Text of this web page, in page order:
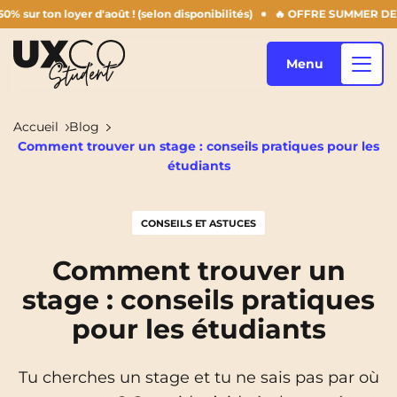
ton loyer d'août ! (selon disponibilités) 🔥 OFFRE SUMMER
Nos logements
Archamps
Aulnoy-Lez-Valenciennes Béziers
Bezons NEW! Blois
Bordeaux
Brest Caen
Qui sommes-nous ?
Blog
FR
Menu
Accueil
Blog
Comment trouver un stage : conseils pratiques pour les
étudiants
CONSEILS ET ASTUCES
Comment trouver un
stage : conseils pratiques
pour les étudiants
Tu cherches un stage et tu ne sais pas par où